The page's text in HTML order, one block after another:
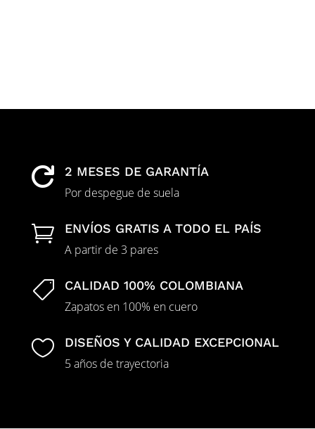
 2 MESES DE GARANTÍA
Por despegue de suela
 ENVÍOS GRATIS A TODO EL PAÍS
A partir de 3 pares
 CALIDAD 100% COLOMBIANA
Zapatos en 100% en cuero
 DISEÑOS Y CALIDAD EXCEPCIONAL
5 años de trayectoria